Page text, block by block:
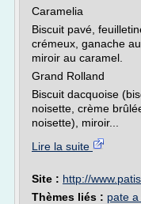
Caramelia
Biscuit pavé,
crémeux, ganache
miroir au caramel.
Grand Rolland
Biscuit dacquoise
noisette, crème
noisette), miroir...
Lire la suite
Site : http://
Thèmes liés : pate